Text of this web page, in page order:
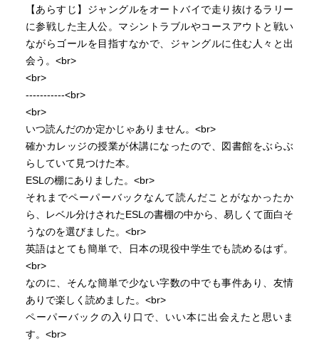
【あらすじ】ジャングルをオートバイで走り抜けるラリー
に参戦した主人公。マシントラブルやコースアウトと戦い
ながらゴールを目指すなかで、ジャングルに住む人々と出
会う。<br>
<br>
-----------<br>
<br>
いつ読んだのか定かじゃありません。<br>
確かカレッジの授業が休講になったので、図書館をぶらぶ
らしていて見つけた本。
ESLの棚にありました。<br>
それまでペーパーバックなんて読んだことがなかったか
ら、レベル分けされたESLの書棚の中から、易しくて面白そ
うなのを選びました。<br>
英語はとても簡単で、日本の現役中学生でも読めるはず。
<br>
なのに、そんな簡単で少ない字数の中でも事件あり、友情
ありで楽しく読めました。<br>
ペーパーバックの入り口で、いい本に出会えたと思いま
す。<br>